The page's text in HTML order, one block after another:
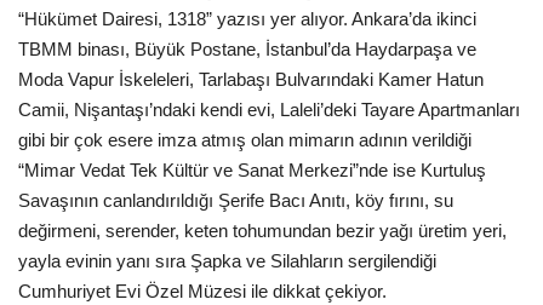
“Hükümet Dairesi, 1318” yazısı yer alıyor. Ankara’da ikinci
TBMM binası, Büyük Postane, İstanbul’da Haydarpaşa ve
Moda Vapur İskeleleri, Tarlabaşı Bulvarındaki Kamer Hatun
Camii, Nişantaşı’ndaki kendi evi, Laleli’deki Tayare Apartmanları
gibi bir çok esere imza atmış olan mimarın adının verildiği
“Mimar Vedat Tek Kültür ve Sanat Merkezi”nde ise Kurtuluş
Savaşının canlandırıldığı Şerife Bacı Anıtı, köy fırını, su
değirmeni, serender, keten tohumundan bezir yağı üretim yeri,
yayla evinin yanı sıra Şapka ve Silahların sergilendiği
Cumhuriyet Evi Özel Müzesi ile dikkat çekiyor.